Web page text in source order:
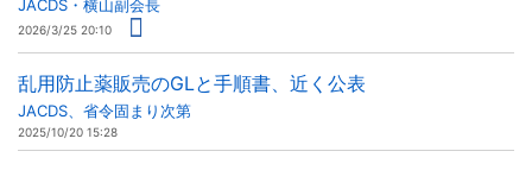
JACDS・横山副会長
2026/3/25 20:10
乱用防止薬販売のGLと手順書、近く公表
JACDS、省令固まり次第
2025/10/20 15:28